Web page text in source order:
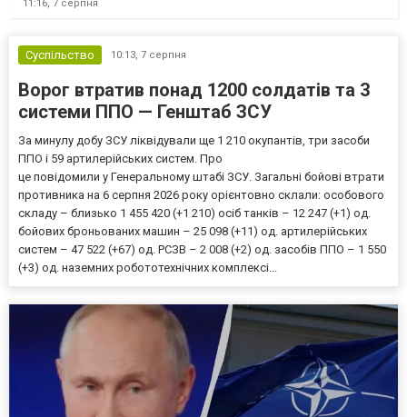
11:16, 7 серпня
Суспільство 10:13, 7 серпня
Ворог втратив понад 1200 солдатів та 3
системи ППО — Генштаб ЗСУ
За минулу добу ЗСУ ліквідували ще 1 210 окупантів, три засоби
ППО і 59 артилерійських систем. Про
це повідомили у Генеральному штабі ЗСУ. Загальні бойові втрати
противника на 6 серпня 2026 року орієнтовно склали: особового
складу – близько 1 455 420 (+1 210) осіб танків – 12 247 (+1) од.
бойових броньованих машин – 25 098 (+11) од. артилерійських
систем – 47 522 (+67) од. РСЗВ – 2 008 (+2) од. засобів ППО – 1 550
(+3) од. наземних робототехнічних комплексі...